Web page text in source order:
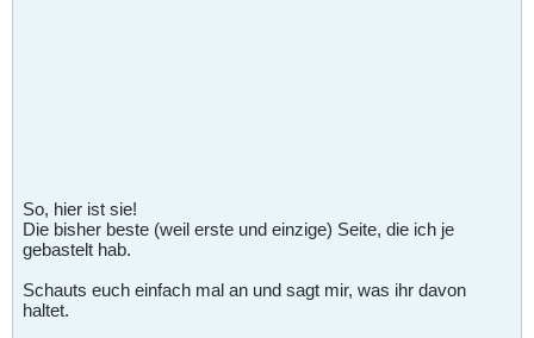
So, hier ist sie!
Die bisher beste (weil erste und einzige) Seite, die ich je
gebastelt hab.
Schauts euch einfach mal an und sagt mir, was ihr davon
haltet.